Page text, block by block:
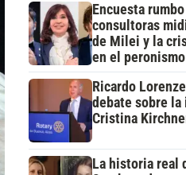
Encuesta
consultoras
de Milei y la
en el peronismo
Ricardo
debate sobre
Cristina
La historia real